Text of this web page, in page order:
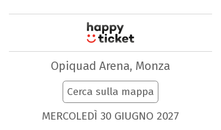
Opiquad Arena, Monza
Cerca sulla mappa
MERCOLEDÌ 30 GIUGNO 2027